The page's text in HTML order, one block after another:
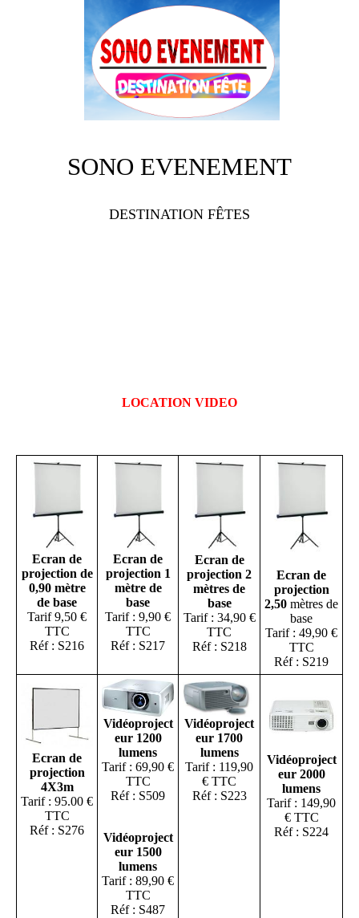
SONO EVENEMENT
DESTINATION FÊTES
LOCATION VIDEO
Ecran de
projection de
0,90 mètre
de base
Tarif 9,50 €
TTC
Réf : S216
Ecran de
projection 1
mètre de
base
Tarif : 9,90 €
TTC
Réf : S217
Ecran de
projection 2
mètres de
base
Tarif : 34,90 €
TTC
Réf : S218
Ecran de
projection
2,50 mètres de
base
Tarif : 49,90 €
TTC
Réf : S219
Ecran de
projection
4X3m
Tarif : 95.00 €
TTC
Réf : S276
Vidéoproject
eur 1200
lumens
Tarif : 69,90 €
TTC
Réf : S509
Vidéoproject
eur 1500
lumens
Tarif : 89,90 €
TTC
Réf : S487
Vidéoproject
eur 1700
lumens
Tarif : 119,90
€ TTC
Réf : S223
Vidéoproject
eur 2000
lumens
Tarif : 149,90
€ TTC
Réf : S224